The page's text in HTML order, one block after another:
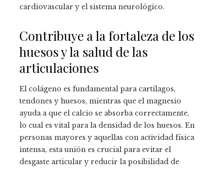
cardiovascular y el sistema neurológico.
Contribuye a la fortaleza de los
huesos y la salud de las
articulaciones
El colágeno es fundamental para cartílagos,
tendones y huesos, mientras que el magnesio
ayuda a que el calcio se absorba correctamente,
lo cual es vital para la densidad de los huesos. En
personas mayores y aquellas con actividad física
intensa, esta unión es crucial para evitar el
desgaste articular y reducir la posibilidad de